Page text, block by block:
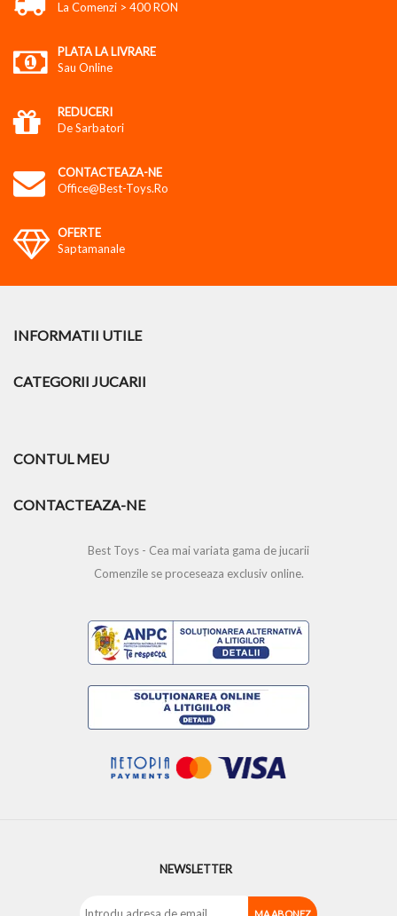
La Comenzi > 400 RON
PLATA LA LIVRARE
Sau Online
REDUCERI
De Sarbatori
CONTACTEAZA-NE
Office@best-Toys.ro
OFERTE
Saptamanale
INFORMATII UTILE
CATEGORII JUCARII
CONTUL MEU
CONTACTEAZA-NE
Best Toys - Cea mai variata gama de jucarii
Comenzile se proceseaza exclusiv online.
NEWSLETTER